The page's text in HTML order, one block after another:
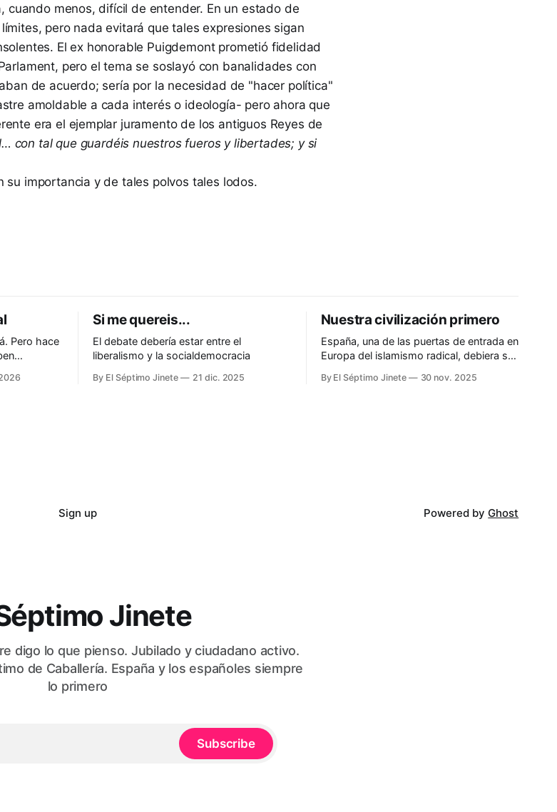
cuando menos, difícil de entender. En un estado de
pero nada evitará que tales expresiones sigan
El ex honorable Puigdemont prometió fidelidad
pero el tema se soslayó con banalidades con
de acuerdo; sería por la necesidad de "hacer política"
amoldable a cada interés o ideología- pero ahora que
era el ejemplar juramento de los antiguos Reyes de
con tal que guardéis nuestros fueros y libertades; y si
su importancia y de tales polvos tales lodos.
Pero hace
Si me quereis...
El debate debería estar entre el
liberalismo y la socialdemocracia
By El Séptimo Jinete 21 dic. 2025
Nuestra civilización primero
España, una de las puertas de entrada en
Europa del islamismo radical, debiera ser
By El Séptimo Jinete 30 nov. 2025
Sign up Powered byGhost
Jinete
digo lo que pienso. Jubilado y ciudadano activo.
de Caballería. España y los españoles siempre
lo primero
Subscribe